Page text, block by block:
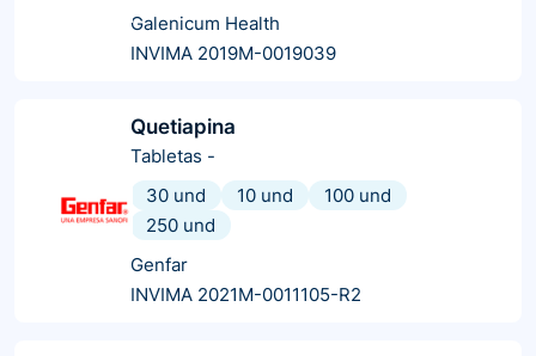
Galenicum Health
INVIMA 2019M-0019039
Quetiapina
Tabletas -
30 und
10 und
100 und
250 und
Genfar
INVIMA 2021M-0011105-R2